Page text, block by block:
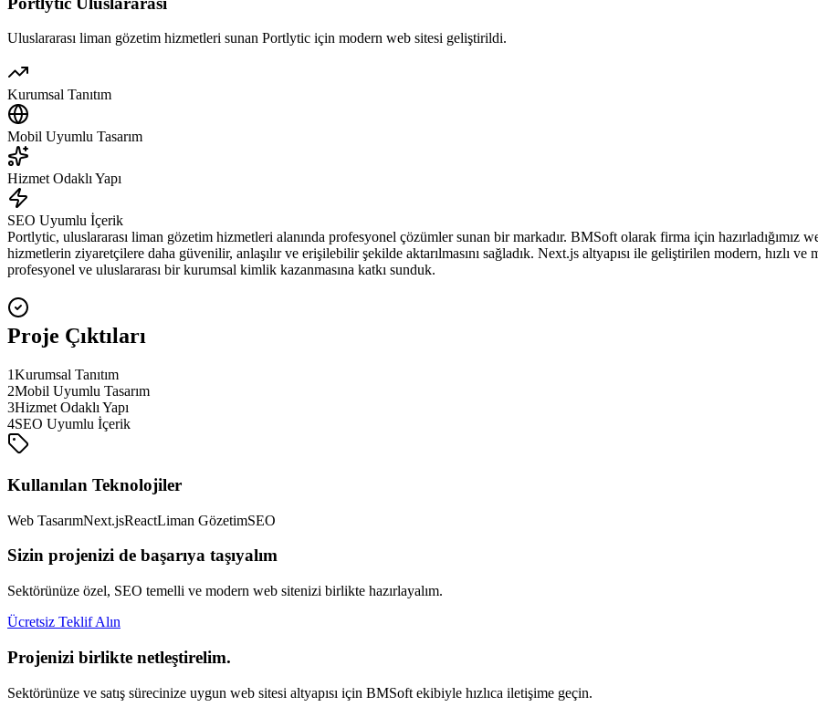
Uluslararası liman gözetim hizmetleri sunan Portlytic için modern web sitesi geliştirildi.
Kurumsal Tanıtım
Mobil Uyumlu Tasarım
Hizmet Odaklı Yapı
SEO Uyumlu İçerik
Portlytic, uluslararası liman gözetim hizmetleri alanında profesyonel çözümler sunan bir markadır. BMSoft olarak firma için hazırladığımız
hizmetlerin ziyaretçilere daha güvenilir, anlaşılır ve erişilebilir şekilde aktarılmasını sağladık. Next.js altyapısı ile geliştirilen modern, hızlı
profesyonel ve uluslararası bir kurumsal kimlik kazanmasına katkı sunduk.
Proje Çıktıları
1Kurumsal Tanıtım
2Mobil Uyumlu Tasarım
3Hizmet Odaklı Yapı
4SEO Uyumlu İçerik
Kullanılan Teknolojiler
Web TasarımNext.jsReactLiman GözetimSEO
Sizin projenizi de başarıya taşıyalım
Sektörünüze özel, SEO temelli ve modern web sitenizi birlikte hazırlayalım.
Ücretsiz Teklif Alın
Projenizi birlikte netleştirelim.
Sektörünüze ve satış sürecinize uygun web sitesi altyapısı için BMSoft ekibiyle hızlıca iletişime geçin.